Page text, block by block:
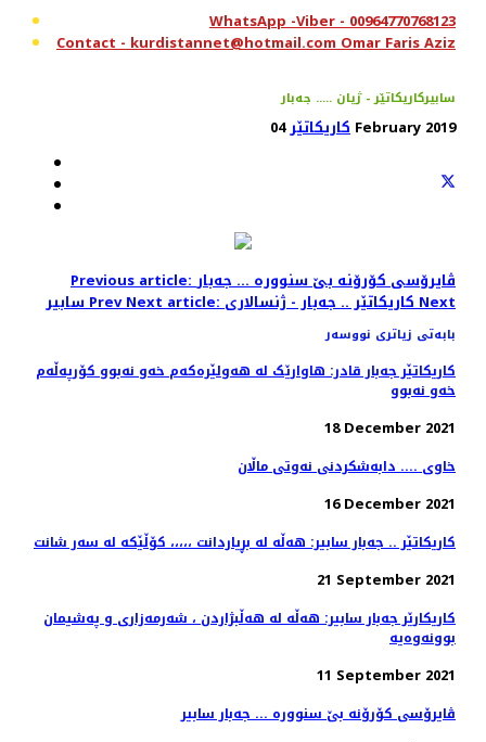
WhatsApp -Viber - 00964770768123
Contact - kurdistannet@hotmail.com Omar Faris Aziz
سابیرکاریکاتێر - ژیان ..... جەبار
کاریکاتێر 04 February 2019
Previous article: ڤایرۆسی کۆرۆنە بێ سنوورە ... جەبار
سابیرPrev Next article: کاریکاتێر .. جەبار - ژنسالاریNext
بابەتی زیاتری نووسەر
کاریکاتێر جەبار قادر: هاوارێک لە هەولێرەکەم خەو نەبوو کۆرپەڵەم
خەو نەبوو
18 December 2021
خاوی .... دابەشکردنی نەوتی ماڵان
16 December 2021
کاریکاتێر .. جەبار سابیر: هەڵە لە بڕیاردانت ،،،،، کۆڵێکە لە سەر شانت
21 September 2021
کاریکارێر جەبار سابیر: هەڵە لە هەڵبژاردن ، شەرمەزاری و پەشیمان
بوونەوەیە
11 September 2021
ڤایرۆسی کۆرۆنە بێ سنوورە ... جەبار سابیر